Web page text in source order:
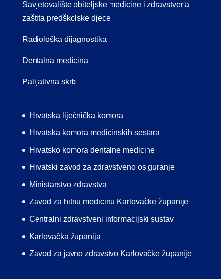
Savjetovalište obiteljske medicine i zdravstvena
zaštita predškolske djece
Radiološka dijagnostika
Dentalna medicina
Palijativna skrb
Hrvatska liječnička komora
Hrvatska komora medicinskih sestara
Hrvatsko komora dentalne medicine
Hrvatski zavod za zdravstveno osiguranje
Ministarstvo zdravstva
Zavod za hitnu medicinu Karlovačke županije
Centralni zdravstveni informacijski sustav
Karlovačka županija
Zavod za javno zdravstvo Karlovačke županije